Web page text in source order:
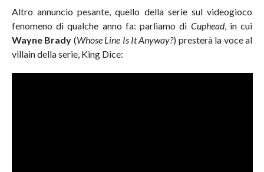
Altro annuncio pesante, quello della serie sul videogioco
fenomeno di qualche anno fa: parliamo di Cuphead, in cui
Wayne Brady (Whose Line Is It Anyway?) presterà la voce al
villain della serie, King Dice: